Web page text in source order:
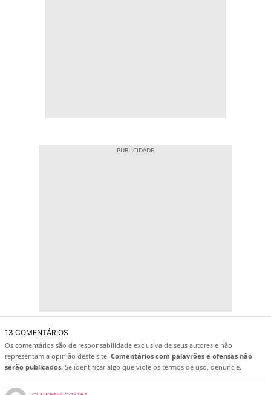
13 COMENTÁRIOS
Os comentários são de responsabilidade exclusiva de seus autores e não
representam a opinião deste site. Comentários com palavrões e ofensas não
serão publicados. Se identificar algo que viole os termos de uso, denuncie.